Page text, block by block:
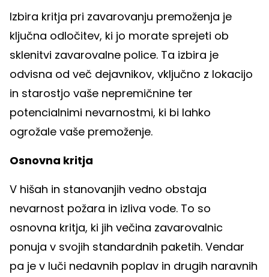
Izbira kritja pri zavarovanju premoženja je
ključna odločitev, ki jo morate sprejeti ob
sklenitvi zavarovalne police. Ta izbira je
odvisna od več dejavnikov, vključno z lokacijo
in starostjo vaše nepremičnine ter
potencialnimi nevarnostmi, ki bi lahko
ogrožale vaše premoženje.
Osnovna kritja
V hišah in stanovanjih vedno obstaja
nevarnost požara in izliva vode. To so
osnovna kritja, ki jih večina zavarovalnic
ponuja v svojih standardnih paketih. Vendar
pa je v luči nedavnih poplav in drugih naravnih